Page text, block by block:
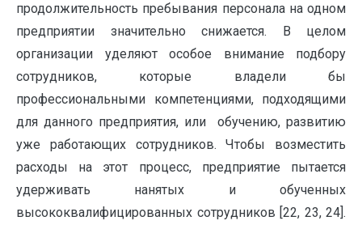
продолжительность пребывания персонала на одном
предприятии значительно снижается. В целом
организации уделяют особое внимание подбору
сотрудников, которые владели бы
профессиональными компетенциями, подходящими
для данного предприятия, или обучению, развитию
уже работающих сотрудников. Чтобы возместить
расходы на этот процесс, предприятие пытается
удерживать нанятых и обученных
высококвалифицированных сотрудников [22, 23, 24].